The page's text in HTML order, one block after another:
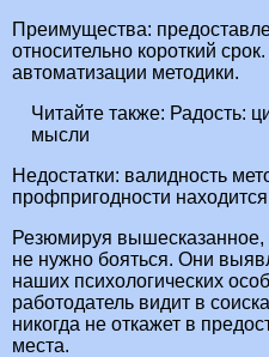
Преимущества:
относительно короткий
автоматизации методики.
Читайте также: Радость:
мысли
Недостатки: валидность
профпригодности
Резюмируя вышесказанное,
не нужно бояться. Они
наших психологических
работодатель видит в
никогда не откажет в
места.